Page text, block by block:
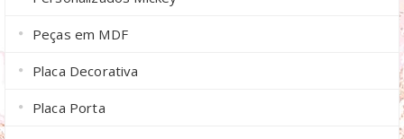
Peças em MDF
Placa Decorativa
Placa Porta